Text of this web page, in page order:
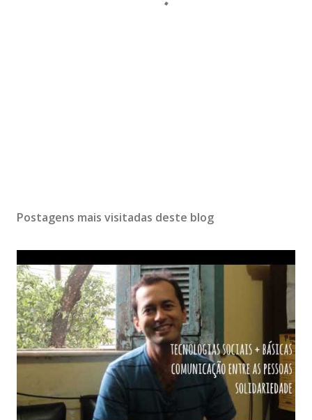
Postagens mais visitadas deste blog